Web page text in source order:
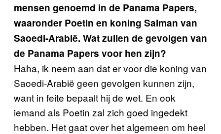
mensen genoemd in de Panama Papers,
waaronder Poetin en koning Salman van
Saoedi-Arabië. Wat zullen de gevolgen van
de Panama Papers voor hen zijn?
Haha, ik neem aan dat er voor die koning van
Saoedi-Arabië geen gevolgen kunnen zijn,
want in feite bepaalt hij de wet. En ook
iemand als Poetin zal zich goed ingedekt
hebben. Het gaat over het algemeen om heel